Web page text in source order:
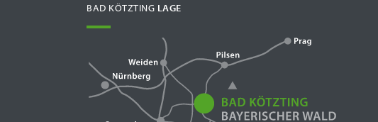
BAD KÖTZTING LAGE